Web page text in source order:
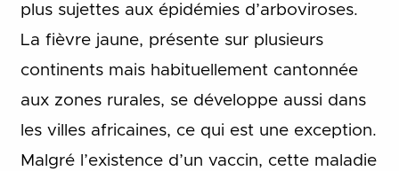
plus sujettes aux épidémies d’arboviroses.
La fièvre jaune, présente sur plusieurs
continents mais habituellement cantonnée
aux zones rurales, se développe aussi dans
les villes africaines, ce qui est une exception.
Malgré l’existence d’un vaccin, cette maladie